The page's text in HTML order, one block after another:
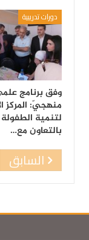
دورات تدريبية
وفق برنامج
منهجيّ: المركز
لتنمية الطفولة
بالتعاون مع…
السابق